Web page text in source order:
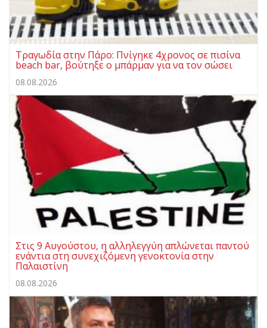
Τραγωδία στην Πάρο: Πνίγηκε 4χρονος σε πισίνα
beach bar, βούτηξε ο μπάρμαν για να τον σώσει
08.08.2026
Στις 9 Αυγούστου, η αλληλεγγύη απλώνεται παντού
ενάντια στη συνεχιζόμενη γενοκτονία στην
Παλαιστίνη
08.08.2026